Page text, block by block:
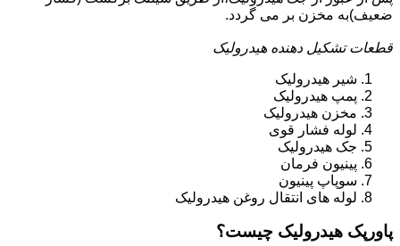
ضعیف)به مخزن بر می گردد.
قطعات تشکیل دهنده هیدرولیک
شیر هیدرولیک
پمپ هیدرولیک
مخزن هیدرولیک
لوله فشار قوی
جک هیدرولیک
پینیون فرمان
سوپاپ پینیون
لوله های انتقال روغن هیدرولیک
پاورپک هیدرولیک چیست؟